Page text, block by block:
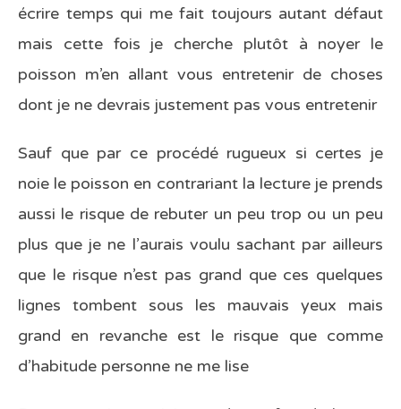
écrire temps qui me fait toujours autant défaut
mais cette fois je cherche plutôt à noyer le
poisson m’en allant vous entretenir de choses
dont je ne devrais justement pas vous entretenir
Sauf que par ce procédé rugueux si certes je
noie le poisson en contrariant la lecture je prends
aussi le risque de rebuter un peu trop ou un peu
plus que je ne l’aurais voulu sachant par ailleurs
que le risque n’est pas grand que ces quelques
lignes tombent sous les mauvais yeux mais
grand en revanche est le risque que comme
d’habitude personne ne me lise